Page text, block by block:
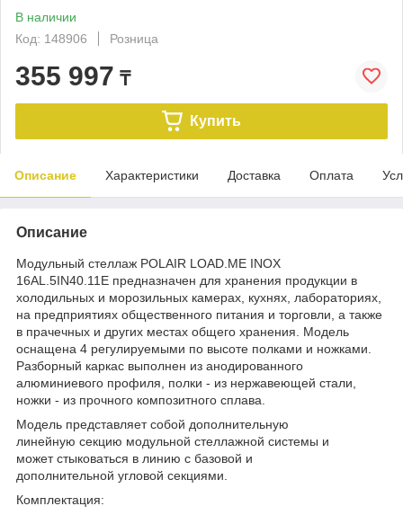
В наличии
Код: 148906
Розница
355 997 ₸
Купить
Описание Характеристики Доставка Оплата
Описание
Модульный стеллаж POLAIR LOAD.ME INOX
16AL.5IN40.11Е предназначен для хранения продукции в
холодильных и морозильных камерах, кухнях, лабораториях,
на предприятиях общественного питания и торговли, а также
в прачечных и других местах общего хранения. Модель
оснащена 4 регулируемыми по высоте полками и ножками.
Разборный каркас выполнен из анодированного
алюминиевого профиля, полки - из нержавеющей стали,
ножки - из прочного композитного сплава.
Модель представляет собой дополнительную
линейную секцию модульной стеллажной системы и
может стыковаться в линию с базовой и
дополнительной угловой секциями.
Комплектация: